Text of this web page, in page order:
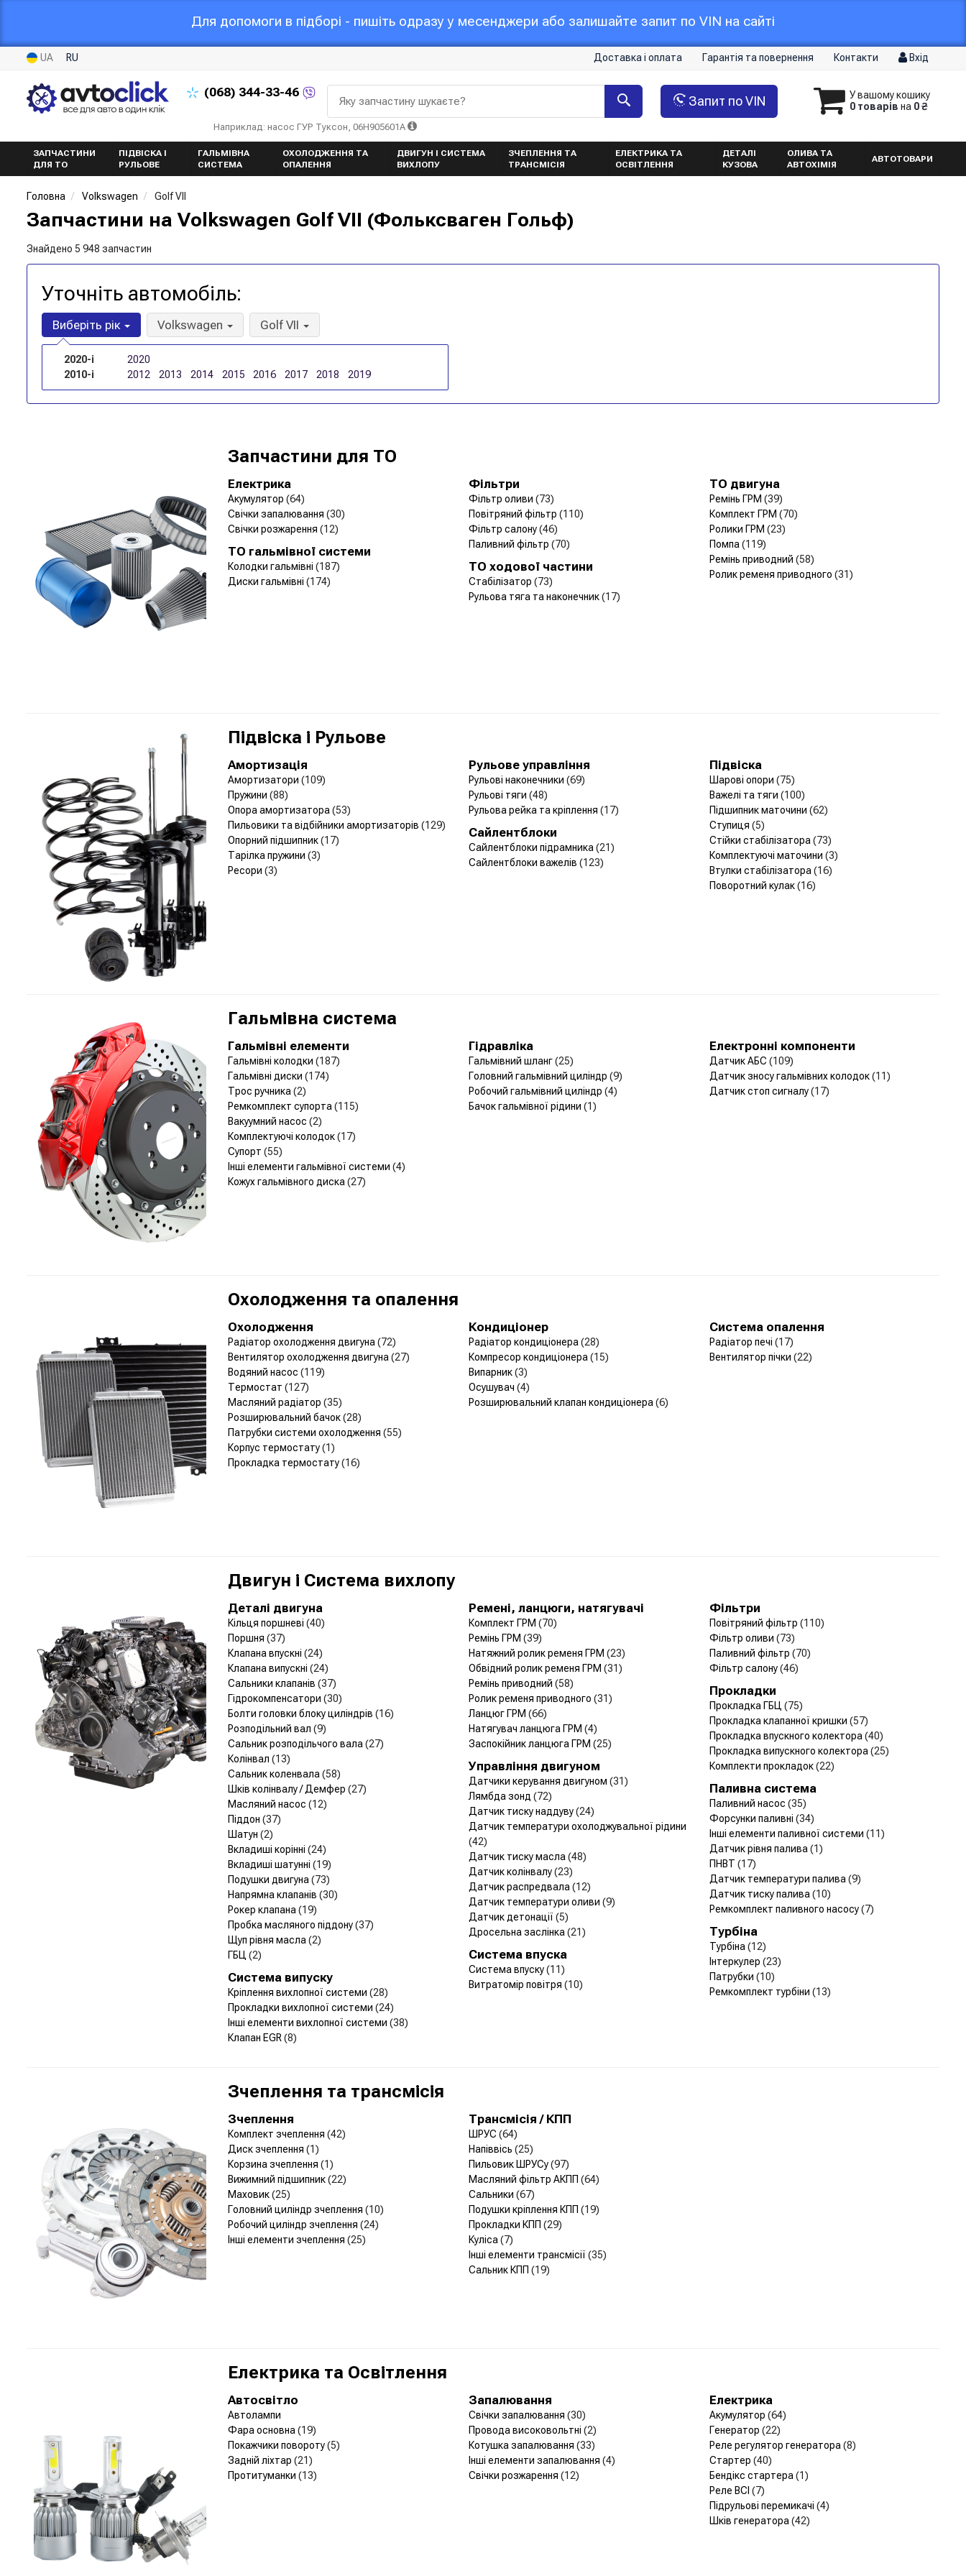
Для допомоги в підборі - пишіть одразу у месенджери або залишайте запит по VIN на сайті
UA RU Доставка і оплата Гарантія та повернення Контакти Вхід
(068) 344-33-46
У вашому кошику
0 товарів на 0 ₴
Запит по VIN
Яку запчастину шукаєте?
Наприклад: насос ГУР Туксон, 06H905601A
ЗАПЧАСТИНИ
ДЛЯ ТО
ПІДВІСКА І
РУЛЬОВЕ
ГАЛЬМІВНА
СИСТЕМА
ОХОЛОДЖЕННЯ ТА
ОПАЛЕННЯ
ДВИГУН І СИСТЕМА
ВИХЛОПУ
ЗЧЕПЛЕННЯ ТА
ТРАНСМІСІЯ
ЕЛЕКТРИКА ТА
ОСВІТЛЕННЯ
ДЕТАЛІ
КУЗОВА
ОЛИВА ТА
АВТОХІМІЯ
АВТОТОВАРИ
Головна Volkswagen Golf VII
Запчастини на Volkswagen Golf VII (Фольксваген Гольф)
Знайдено 5 948 запчастин
Уточніть автомобіль:
Виберіть рік
2020-і
2020
2010-і
2012 2013 2014 2015 2016 2017 2018 2019
Volkswagen Golf VII
Запчастини для ТО
Електрика
Акумулятор (64)
Свічки запалювання (30)
Свічки розжарення (12)
Фільтри
Фільтр оливи (73)
Повітряний фільтр (110)
Фільтр салону(46)
Паливний фільтр (70)
ТО двигуна
Ремінь ГРМ (39)
Комплект ГРМ (70)
Ролики ГРМ (23)
Помпа (119)
Ремінь приводний (58)
Ролик ременя приводного (31)
ТО гальмівної системи
Колодки гальмівні (187)
Диски гальмівні (174)
ТО ходової частини
Стабілізатор (73)
Рульова тяга та наконечник(17)
Підвіска і Рульове
Амортизація
Амортизатори (109)
Пружини (88)
Опора амортизатора (53)
Пильовики та відбійники амортизаторів (129)
Опорний підшипник(17)
Тарілка пружини (3)
Ресори (3)
Рульове управління
Рульові наконечники (69)
Рульові тяги (48)
Рульова рейка та кріплення (17)
Підвіска
Шарові опори (75)
Важелі та тяги (100)
Підшипник маточини (62)
Ступиця (5)
Стійки стабілізатора (73)
Комплектуючі маточини (3)
Втулки стабілізатора (16)
Поворотний кулак(16)
Сайлентблоки
Сайлентблоки підрамника (21)
Сайлентблоки важелів (123)
Гальмівна система
Гальмівні елементи
Гальмівні колодки (187)
Гальмівні диски (174)
Трос ручника (2)
Ремкомплект супорта (115)
Вакуумний насос (2)
Комплектуючі колодок(17)
Супорт (55)
Інші елементи гальмівної системи (4)
Кожух гальмівного диска (27)
Гідравліка
Гальмівний шланг(25)
Головний гальмівний циліндр (9)
Робочий гальмівний циліндр (4)
Бачок гальмівної рідини (1)
Електронні компоненти
Датчик АБС (109)
Датчик зносу гальмівних колодок(11)
Датчик стоп сигналу(17)
Охолодження та опалення
Охолодження
Радіатор охолодження двигуна (72)
Вентилятор охолодження двигуна (27)
Водяний насос (119)
Термостат (127)
Масляний радіатор (35)
Розширювальний бачок(28)
Патрубки системи охолодження (55)
Корпус термостату(1)
Прокладка термостату(16)
Кондиціонер
Радіатор кондиціонера (28)
Компресор кондиціонера (15)
Випарник(3)
Осушувач (4)
Розширювальний клапан кондиціонера (6)
Система опалення
Радіатор печі (17)
Вентилятор пічки (22)
Двигун і Система вихлопу
Деталі двигуна
Кільця поршневі (40)
Поршня (37)
Клапана впускні (24)
Клапана випускні (24)
Сальники клапанів (37)
Гідрокомпенсатори (30)
Болти головки блоку циліндрів (16)
Розподільний вал (9)
Сальник розподільчого вала (27)
Колінвал (13)
Сальник коленвала (58)
Шків колінвалу / Демфер (27)
Масляний насос (12)
Піддон (37)
Шатун (2)
Вкладиші корінні (24)
Вкладиші шатунні (19)
Подушки двигуна (73)
Напрямна клапанів (30)
Рокер клапана (19)
Пробка масляного піддону(37)
Щуп рівня масла (2)
ГБЦ (2)
Ремені, ланцюги, натягувачі
Комплект ГРМ (70)
Ремінь ГРМ (39)
Натяжний ролик ременя ГРМ (23)
Обвідний ролик ременя ГРМ (31)
Ремінь приводний (58)
Ролик ременя приводного (31)
Ланцюг ГРМ (66)
Натягувач ланцюга ГРМ (4)
Заспокійник ланцюга ГРМ (25)
Фільтри
Повітряний фільтр (110)
Фільтр оливи (73)
Паливний фільтр (70)
Фільтр салону(46)
Прокладки
Прокладка ГБЦ (75)
Прокладка клапанної кришки (57)
Прокладка впускного колектора (40)
Прокладка випускного колектора (25)
Комплекти прокладок(22)
Управління двигуном
Датчики керування двигуном (31)
Лямбда зонд (72)
Датчик тиску наддуву(24)
Датчик температури охолоджувальної рідини
(42)
Датчик тиску масла (48)
Датчик колінвалу(23)
Датчик распредвала (12)
Датчик температури оливи (9)
Датчик детонації (5)
Дросельна заслінка (21)
Паливна система
Паливний насос (35)
Форсунки паливні (34)
Інші елементи паливної системи (11)
Датчик рівня палива (1)
ПНВТ (17)
Датчик температури палива (9)
Датчик тиску палива (10)
Ремкомплект паливного насосу(7)
Турбіна
Турбіна (12)
Інтеркулер (23)
Патрубки (10)
Ремкомплект турбіни (13)
Система впуска
Система впуску(11)
Витратомір повітря (10)
Система випуску
Кріплення вихлопної системи (28)
Прокладки вихлопної системи (24)
Інші елементи вихлопної системи (38)
Клапан EGR (8)
Зчеплення та трансмісія
Зчеплення
Комплект зчеплення (42)
Диск зчеплення (1)
Корзина зчеплення (1)
Вижимний підшипник(22)
Маховик(25)
Головний циліндр зчеплення (10)
Робочий циліндр зчеплення (24)
Інші елементи зчеплення (25)
Трансмісія / КПП
ШРУС (64)
Напіввісь (25)
Пильовик ШРУСу(97)
Масляний фільтр АКПП (64)
Сальники (67)
Подушки кріплення КПП (19)
Прокладки КПП (29)
Куліса (7)
Інші елементи трансмісії (35)
Сальник КПП (19)
Електрика та Освітлення
Автосвітло
Автолампи
Фара основна (19)
Покажчики повороту(5)
Задній ліхтар (21)
Протитуманки (13)
Запалювання
Свічки запалювання (30)
Провода високовольтні (2)
Котушка запалювання (33)
Інші елементи запалювання (4)
Свічки розжарення (12)
Електрика
Акумулятор (64)
Генератор (22)
Реле регулятор генератора (8)
Стартер (40)
Бендікс стартера (1)
Реле ВСІ (7)
Підрульові перемикачі (4)
Шків генератора (42)